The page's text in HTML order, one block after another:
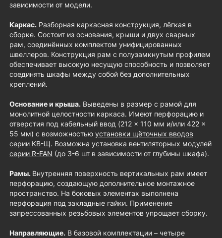
зависимости от модели.
Каркас. Разборная каркасная конструкция, лёгкая в
сборке. Состоит из основания, крыши и двух сварных
рам, соединённых комплектом унифицированных
швеллеров. Конструкция рам с полузамкнутым профилем
обеспечивает высокую несущую способность и позволяет
соединять шкафы между собой без дополнительных
креплений.
Основание и крыша. Выведены в размер с рамой для
монолитной целостности каркаса. Имеют перфорацию и
отверстия под кабельный ввод (212 × 110 мм и/или 422 ×
55 мм) с возможностью установки щёточных вводов
серии КВ-Щ. Возможна установка вентиляторных модулей
серии R-FAN (до 3-6 шт в зависимости от глубины шкафа).
Рамы. Внутренняя поверхность вертикальных рам имеет
перфорацию, создающую дополнительное монтажное
пространство. На боковых элементах выполнена
перфорация под закладные гайки. Применение
запрессованных резьбовых элементов упрощает сборку.
Направляющие. В базовой комплектации – четыре